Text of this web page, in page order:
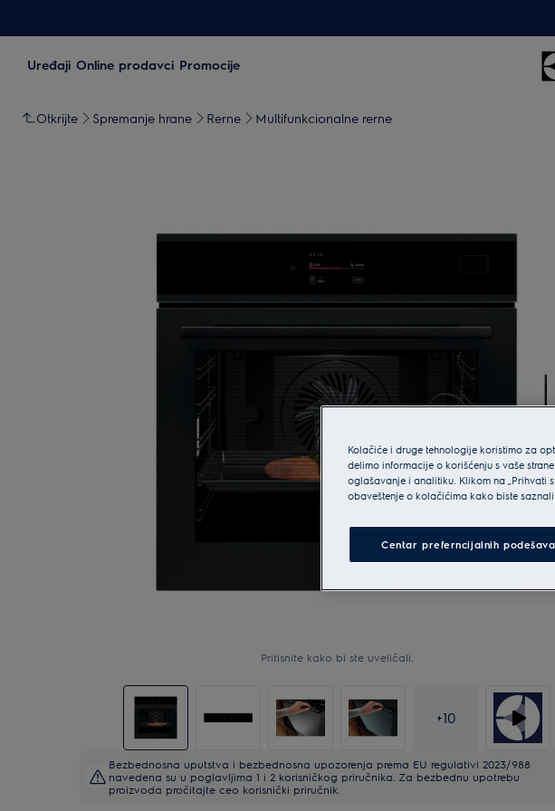
Uređaji Online prodavci Promocije
Otkrijte Spremanje hrane Rerne Multifunkcionalne rerne
Pritisnite kako bi ste uveličali.
+10
Bezbednosna uputstva i bezbednosna upozorenja prema EU regulativi 2023/988
navedena su u poglavljima 1 i 2 korisničkog priručnika. Za bezbednu upotrebu
proizvoda pročitajte ceo korisnički priručnik.
Kolačiće i druge tehnologije koristimo za
delimo informacije o korišćenju s vaše
oglašavanje i analitiku. Klikom na „Prihvati
obaveštenje o kolačićima kako biste
Centar preferncijalnih